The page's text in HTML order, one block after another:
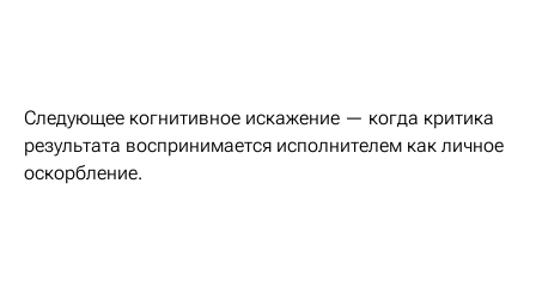
Следующее когнитивное искажение — когда критика
результата воспринимается исполнителем как личное
оскорбление.